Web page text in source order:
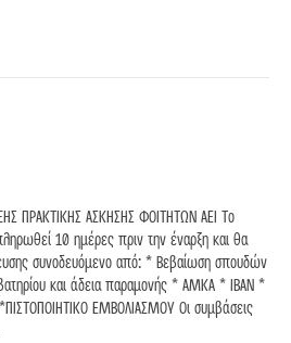
ΠΡΑΚΤΙΚΗΣ ΑΣΚΗΣΗΣ ΦΟΙΤΗΤΩΝ ΑΕΙ Το
10 ημέρες πριν την έναρξη και θα
συνοδευόμενο από: * Βεβαίωση σπουδών
και άδεια παραμονής * ΑΜΚΑ * ΙΒΑΝ *
ΕΜΒΟΛΙΑΣΜΟΥ Οι συμβάσεις